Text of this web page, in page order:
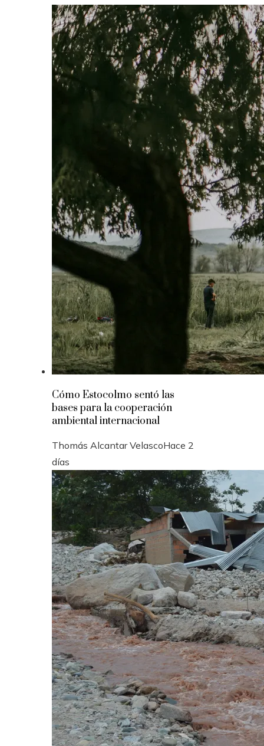
Cómo Estocolmo sentó las
bases para la cooperación
ambiental internacional
Thomás Alcantar VelascoHace 2
días